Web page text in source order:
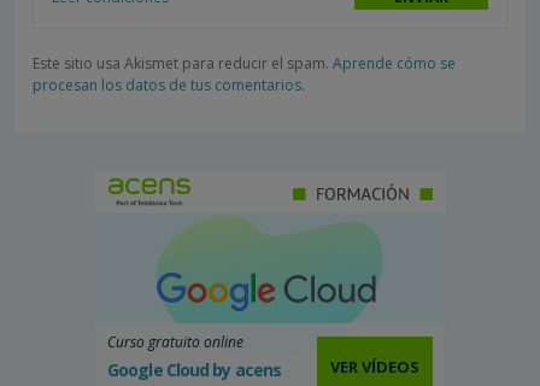
Este sitio usa Akismet para reducir el spam. Aprende cómo se
procesan los datos de tus comentarios.
Curso gratuito online
Google Cloud by acens VER VÍDEOS